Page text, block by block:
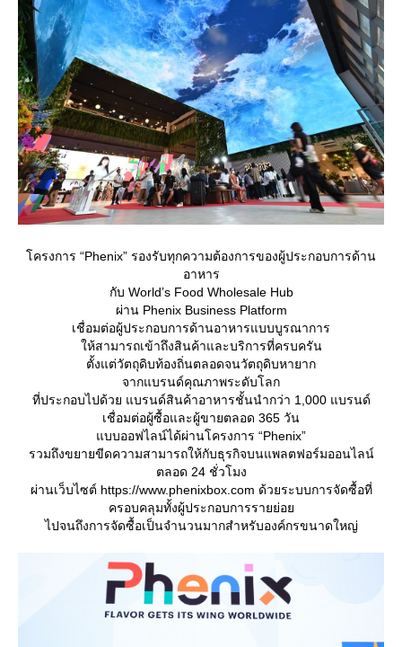
ครงการ “Phenix” รองรับทุกความต้องการของผู้ประกอบการด้าน
อาหาร
กับ World’s Food Wholesale Hub
ผ่าน Phenix Business Platform
เชื่อมต่อผู้ประกอบการด้านอาหารแบบบูรณาการ
ห้สามารถเข้าถึงสินค้าและบริการที่ครบครัน
ตั้งแต่วัตถุดิบท้องถิ่นตลอดจนวัตถุดิบหายาก
จากแบรนด์คุณภาพระดับโลก
ที่ประกอบไปด้วย แบรนด์สินค้าอาหารชั้นนำกว่า 1,000 แบรนด์
เชื่อมต่อผู้ซื้อและผู้ขายตลอด 365 วัน
บบออฟไลน์ได้ผ่านโครงการ “Phenix”
รวมถึงขยายขีดความสามารถให้กับธุรกิจบนแพลตฟอร์มออนไลน์
ตลอด 24 ชั่วโมง
ผ่านเว็บไซต์ https://www.phenixbox.com ด้วยระบบการจัดซื้อที่
ครอบคลุมทั้งผู้ประกอบการรายย่อ
ไปจนถึงการจัดซื้อเป็นจำนวนมากสำหรับองค์กรขนาดใหญ่